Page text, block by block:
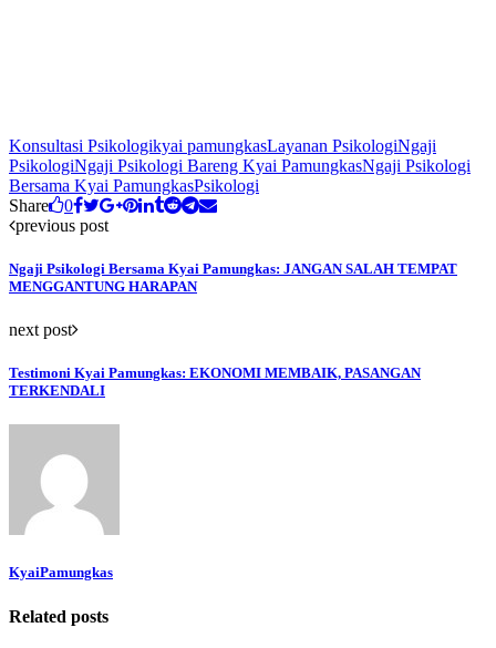
Konsultasi Psikologikyai pamungkasLayanan PsikologiNgaji
PsikologiNgaji Psikologi Bareng Kyai PamungkasNgaji Psikologi
Bersama Kyai PamungkasPsikologi
Share
0
previous post
Ngaji Psikologi Bersama Kyai Pamungkas: JANGAN SALAH TEMPAT
MENGGANTUNG HARAPAN
next post
Testimoni Kyai Pamungkas: EKONOMI MEMBAIK, PASANGAN
TERKENDALI
KyaiPamungkas
Related posts